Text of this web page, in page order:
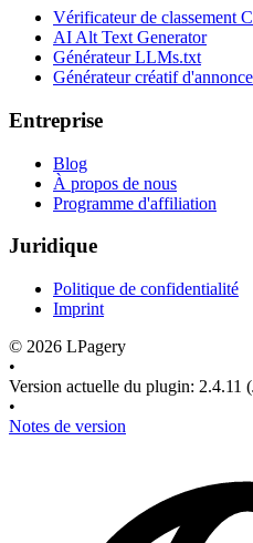
Vérificateur de classement
AI Alt Text Generator
Générateur LLMs.txt
Générateur créatif
Entreprise
Blog
À propos de nous
Programme d'affiliation
Juridique
Politique de confidentialité
Imprint
© 2026 LPagery
•
Version actuelle du plugin: 2.4.11
•
Notes de version